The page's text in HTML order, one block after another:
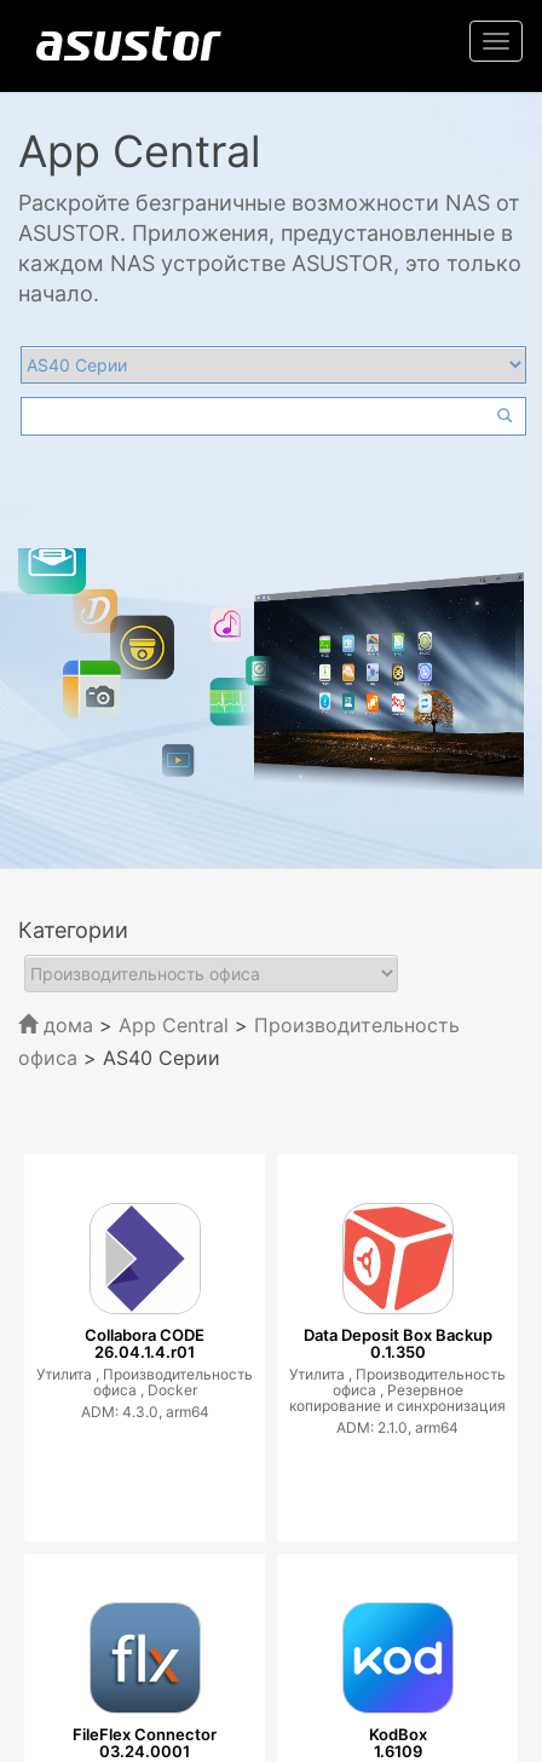
App Central
Раскройте безграничные возможности NAS от
ASUSTOR. Приложения, предустановленные в
каждом NAS устройстве ASUSTOR, это только
начало.
Категории
дома > App Central > Производительность
офиса > AS40 Серии
Collabora CODE
26.04.1.4.r01
Утилита , Производительность
офиса , Docker
ADM: 4.3.0, arm64
Data Deposit Box Backup
0.1.350
Утилита , Производительность
офиса , Резервное
копирование и синхронизация
ADM: 2.1.0, arm64
FileFlex Connector
03.24.0001
KodBox
1.6109